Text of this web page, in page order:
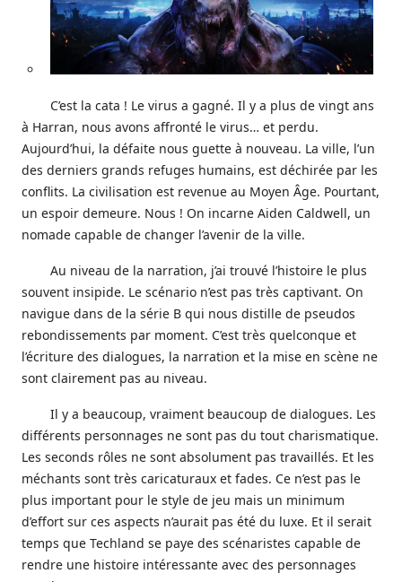
C’est la cata ! Le virus a gagné. Il y a plus de vingt ans
à Harran, nous avons affronté le virus… et perdu.
Aujourd’hui, la défaite nous guette à nouveau. La ville, l’un
des derniers grands refuges humains, est déchirée par les
conflits. La civilisation est revenue au Moyen Âge. Pourtant,
un espoir demeure. Nous ! On incarne Aiden Caldwell, un
nomade capable de changer l’avenir de la ville.
Au niveau de la narration, j’ai trouvé l’histoire le plus
souvent insipide. Le scénario n’est pas très captivant. On
navigue dans de la série B qui nous distille de pseudos
rebondissements par moment. C’est très quelconque et
l’écriture des dialogues, la narration et la mise en scène ne
sont clairement pas au niveau.
Il y a beaucoup, vraiment beaucoup de dialogues. Les
différents personnages ne sont pas du tout charismatique.
Les seconds rôles ne sont absolument pas travaillés. Et les
méchants sont très caricaturaux et fades. Ce n’est pas le
plus important pour le style de jeu mais un minimum
d’effort sur ces aspects n’aurait pas été du luxe. Et il serait
temps que Techland se paye des scénaristes capable de
rendre une histoire intéressante avec des personnages